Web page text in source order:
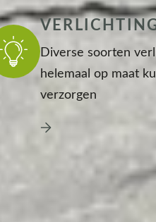
Diverse soorten
helemaal op maat
verzorgen